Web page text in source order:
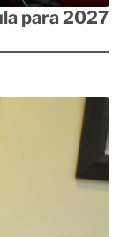
para 2027